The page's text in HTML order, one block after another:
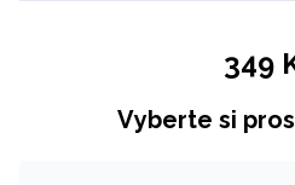
349
Vyberte si